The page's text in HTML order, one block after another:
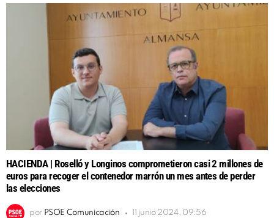
HACIENDA | Roselló y Longinos comprometieron casi 2 millones de
euros para recoger el contenedor marrón un mes antes de perder
las elecciones
por PSOE Comunicación 11 junio 2024, 09:56